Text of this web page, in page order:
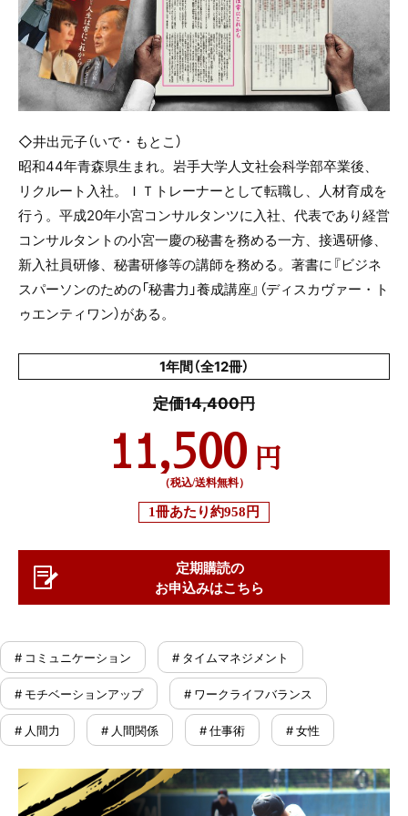
◇井出元子（いで・もとこ）
昭和44年青森県生まれ。岩手大学人文社会科学部卒業後、
リクルート入社。ＩＴトレーナーとして転職し、人材育成を
行う。平成20年小宮コンサルタンツに入社、代表であり経営
コンサルタントの小宮一慶の秘書を務める一方、接遇研修、
新入社員研修、秘書研修等の講師を務める。著書に『ビジネ
スパーソンのための「秘書力」養成講座』（ディスカヴァー・ト
ゥエンティワン）がある。
1年間（全12冊）
定価14,400円
11,500 円
（税込/送料無料）
1冊あたり約958円
定期購読の
お申込みはこちら
# コミュニケーション # タイムマネジメント
# モチベーションアップ # ワークライフバランス
# 人間力 # 人間関係 # 仕事術 # 女性